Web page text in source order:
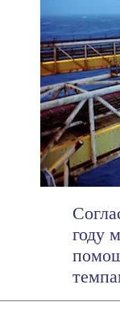
году